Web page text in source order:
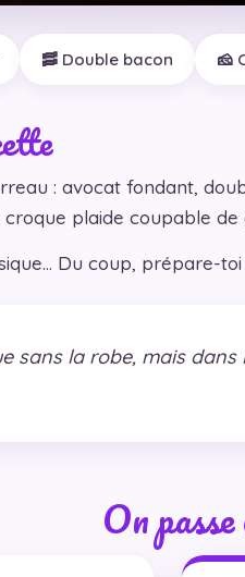
🥓 Double bacon 🧀
: avocat fondant,
plaide coupable
Du coup, prépare-
sans la robe, mais dans
On